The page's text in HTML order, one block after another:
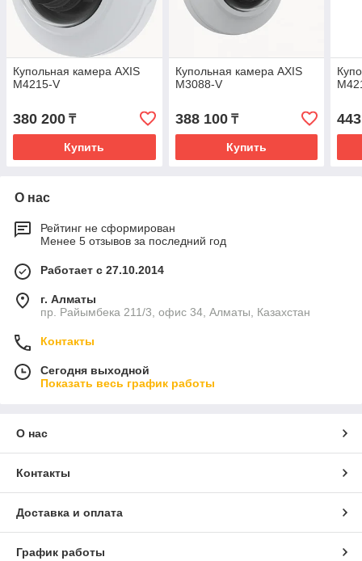
Купольная камера AXIS
M4215-V
380 200 ₸
Купить
Купольная камера AXIS
M3088-V
388 100₸
Купить
О нас
Рейтинг не сформирован
Менее 5 отзывов за последний год
Работает с 27.10.2014
г. Алматы
пр. Райымбека 211/3, офис 34, Алматы, Казахстан
Контакты
Сегодня выходной
Показать весь график работы
О нас
Контакты
Доставка и оплата
График работы